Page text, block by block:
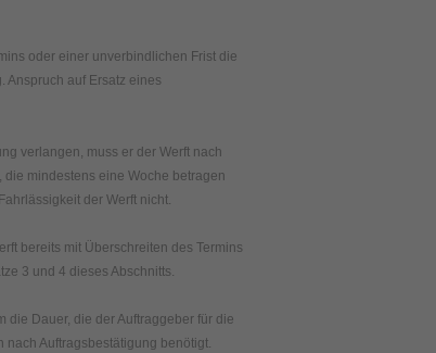
oder einer unverbindlichen Frist die
Anspruch auf Ersatz eines
verlangen, muss er der Werft nach
mindestens eine Woche betragen
der Werft nicht.
bereits mit Überschreiten des Termins
3 und 4 dieses Abschnitts.
die Dauer, die der Auftraggeber für die
Auftragsbestätigung benötigt.